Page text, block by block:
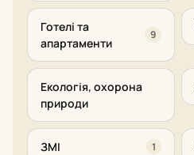
Готелі та
апартаменти
9
Екологія, охорона
природи
ЗМІ 1